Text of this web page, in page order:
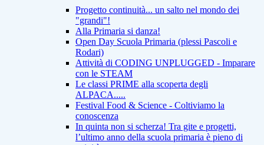
Progetto continuità... un salto nel mondo dei
"grandi"!
Alla Primaria si danza!
Open Day Scuola Primaria (plessi Pascoli e
Rodari)
Attività di CODING UNPLUGGED - Imparare
con le STEAM
Le classi PRIME alla scoperta degli
ALPACA.....
Festival Food & Science - Coltiviamo la
conoscenza
In quinta non si scherza! Tra gite e progetti,
l’ultimo anno della scuola primaria è pieno di